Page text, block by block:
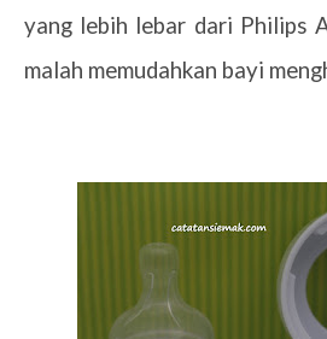
yang lebih lebar dari Philips
malah memudahkan bayi